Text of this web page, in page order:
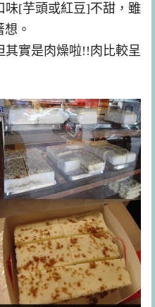
味[芋頭或紅豆]不甜，雖
。
其實是肉燥啦!!肉比較呈